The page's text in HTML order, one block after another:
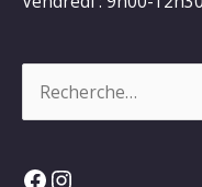
Facebook
Instagram